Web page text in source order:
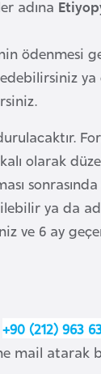
adına
ödenmesi
ya
olarak
ya da
ve 6 ay
+90 (212) 963
mail atarak